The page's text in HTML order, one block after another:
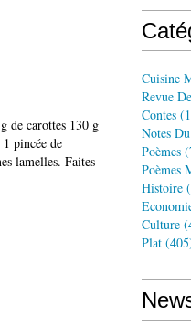
de carottes 130 g
pincée de
lamelles. Faites
Cuisine
Revue
Contes
Notes Du
Poèmes
Poèmes
Histoire
Culture
Plat